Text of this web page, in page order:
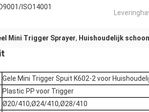
ISO14001
Mini Trigger Sprayer, Huishoudelijk
Gele Mini Trigger Spuit K602-2 voor
Plastic PP voor Trigger
Ø20/410,Ø24/410,Ø28/410